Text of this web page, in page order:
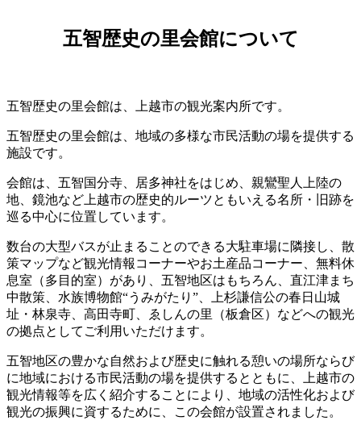
五智歴史の里会館について
五智歴史の里会館は、上越市の観光案内所です。
五智歴史の里会館は、地域の多様な市民活動の場を提供する
施設です。
会館は、五智国分寺、居多神社をはじめ、親鸞聖人上陸の
地、鏡池など上越市の歴史的ルーツともいえる名所・旧跡を
巡る中心に位置しています。
数台の大型バスが止まることのできる大駐車場に隣接し、散
策マップなど観光情報コーナーやお土産品コーナー、無料休
息室（多目的室）があり、五智地区はもちろん、直江津まち
中散策、水族博物館“うみがたり”、上杉謙信公の春日山城
址・林泉寺、高田寺町、ゑしんの里（板倉区）などへの観光
の拠点としてご利用いただけます。
五智地区の豊かな自然および歴史に触れる憩いの場所ならび
に地域における市民活動の場を提供するとともに、上越市の
観光情報等を広く紹介することにより、地域の活性化および
観光の振興に資するために、この会館が設置されました。